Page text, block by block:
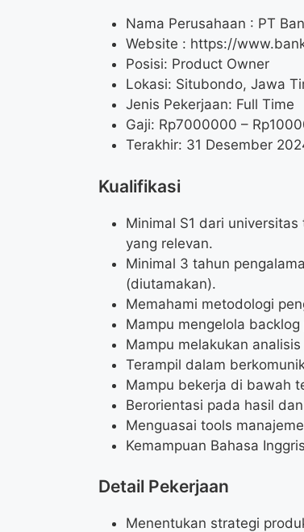
Nama Perusahaan : PT
Website : https://
Posisi: Product Owner
Lokasi: Situbondo, Jawa
Jenis Pekerjaan: Full Time
Gaji: Rp7000000 – Rp
Terakhir: 31 Desember
Kualifikasi
Minimal S1 dari
yang relevan.
Minimal 3 tahun
(diutamakan).
Memahami metodologi
Mampu mengelola
Mampu melakukan
Terampil dalam
Mampu bekerja di bawah
Berorientasi pada hasil
Menguasai tools
Kemampuan Bahasa
Detail Pekerjaan
Menentukan strategi